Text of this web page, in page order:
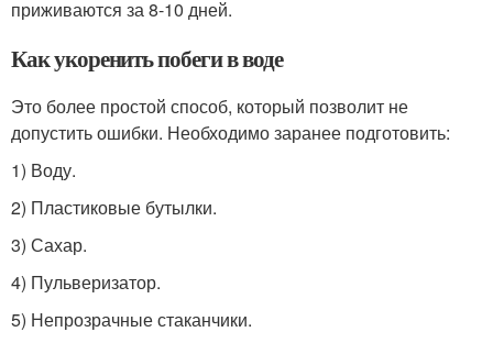
приживаются за 8-10 дней.
Как укоренить побеги в воде
Это более простой способ, который позволит не
допустить ошибки. Необходимо заранее подготовить:
1) Воду.
2) Пластиковые бутылки.
3) Сахар.
4) Пульверизатор.
5) Непрозрачные стаканчики.